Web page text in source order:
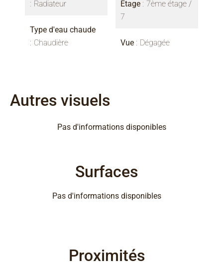
Radiateur
Type d'eau chaude
Chaudière
Étage
7ème étage /
7
Vue Dégagée
Autres visuels
Pas d'informations disponibles
Surfaces
Pas d'informations disponibles
Proximités